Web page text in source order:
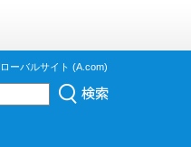
ーバルサイト (A.com)